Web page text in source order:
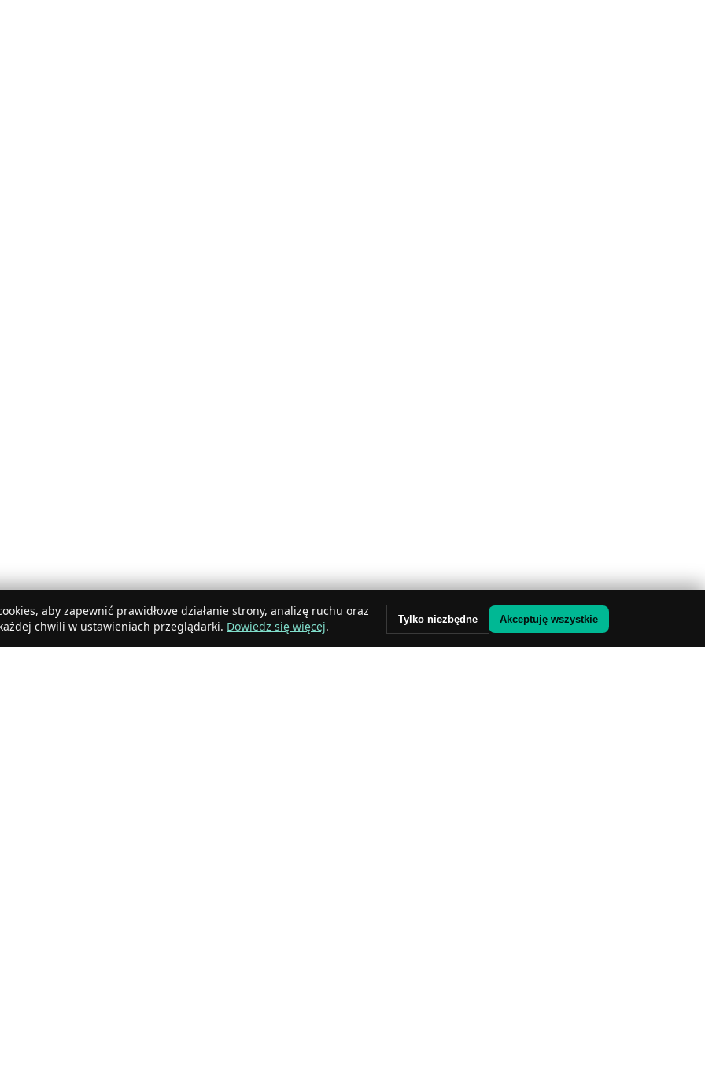
aby zapewnić prawidłowe działanie strony, analizę ruchu oraz
chwili w ustawieniach przeglądarki. Dowiedz się więcej. Tylko niezbędne Akceptuję wszystkie